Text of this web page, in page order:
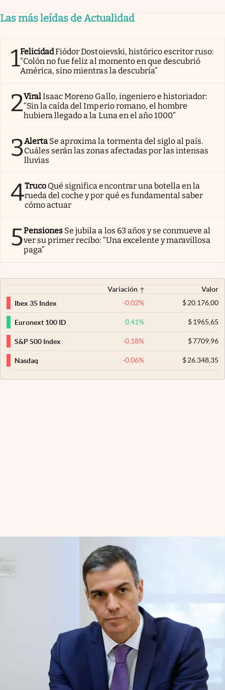
Las más leídas de Actualidad
1FelicidadFiódor Dostoievski, histórico escritor ruso:
“Colón no fue feliz al momento en que descubrió
América, sino mientras la descubría”
2ViralIsaac Moreno Gallo, ingeniero e historiador:
“Sin la caída del Imperio romano, el hombre
hubiera llegado a la Luna en el año 1000”
3Alerta Se aproxima la tormenta del siglo al país.
Cuáles serán las zonas afectadas por las intensas
lluvias
4Truco Qué significa encontrar una botella en la
rueda del coche y por qué es fundamental saber
cómo actuar
5Pensiones Se jubila a los 63 años y se conmueve al
ver su primer recibo: “Una excelente y maravillosa
paga”
Variación
Valor
Ibex 35 Index
-0,02% $20.176,00
Euronext 100 ID 0,41% $1965,65
S&P 500 Index -0,18% $7709,96
Nasdaq -0,06% $26.348,35